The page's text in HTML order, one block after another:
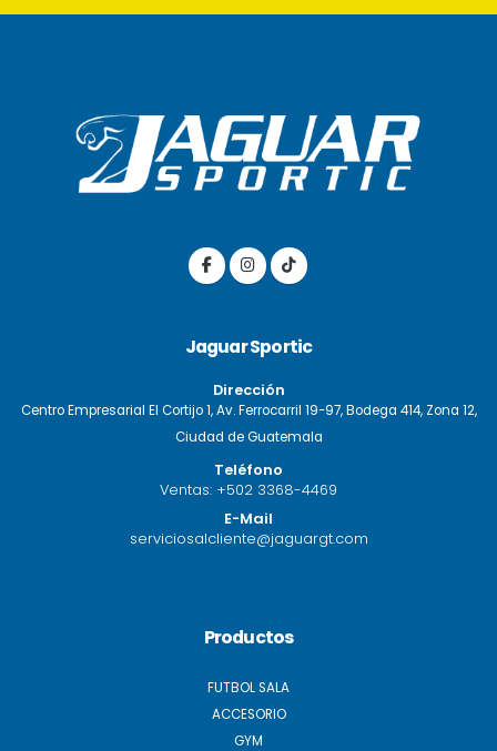
Jaguar Sportic
Dirección
Centro Empresarial El Cortijo 1, Av. Ferrocarril 19-97, Bodega 414, Zona 12,
Ciudad de Guatemala
Teléfono
Ventas: +502 3368-4469
E-Mail
serviciosalcliente@jaguargt.com
Productos
FUTBOL SALA
ACCESORIO
GYM